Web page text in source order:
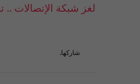
لغز شبكة الإتصالات
شاركها.